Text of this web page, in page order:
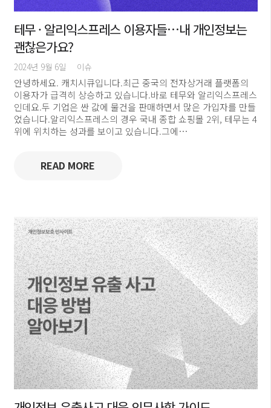
테무 · 알리익스프레스 이용자들…내 개인정보는
괜찮은가요?
2024년 9월 6일 이슈
안녕하세요. 캐치시큐입니다.최근 중국의 전자상거래 플랫폼의
이용자가 급격히 상승하고 있습니다.바로 테무와 알리익스프레스
인데요.두 기업은 싼 값에 물건을 판매하면서 많은 가입자를 만들
었습니다.알리익스프레스의 경우 국내 종합 쇼핑몰 2위, 테무는 4
위에 위치하는 성과를 보이고 있습니다.그에…
READ MORE